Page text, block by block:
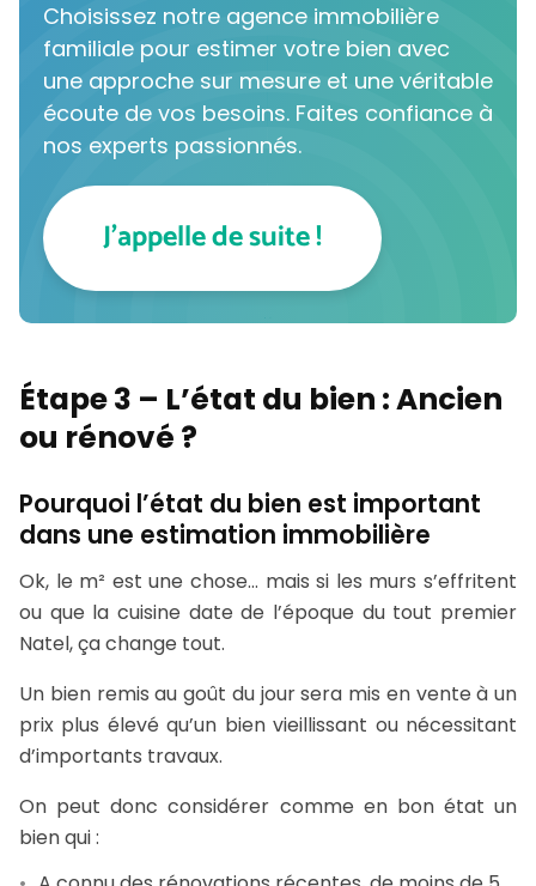
Choisissez notre agence immobilière
familiale pour estimer votre bien avec
une approche sur mesure et une véritable
écoute de vos besoins. Faites confiance à
nos experts passionnés.
Étape 3 – L’état du bien : Ancien
ou rénové ?
Pourquoi l’état du bien est important
dans une estimation immobilière
Ok, le m² est une chose… mais si les murs s’effritent
ou que la cuisine date de l’époque du tout premier
Natel, ça change tout.
Un bien remis au goût du jour sera mis en vente à un
prix plus élevé qu’un bien vieillissant ou nécessitant
d’importants travaux.
On peut donc considérer comme en bon état un
bien qui :